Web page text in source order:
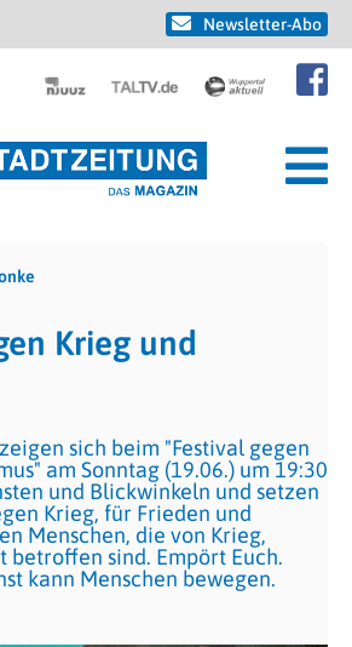
Newsletter-Abo
Krieg und
sich beim "Festival gegen
am Sonntag (19.06.) um 19:30
und Blickwinkeln und setzen
Krieg, für Frieden und
Menschen, die von Krieg,
betroffen sind. Empört Euch.
kann Menschen bewegen.